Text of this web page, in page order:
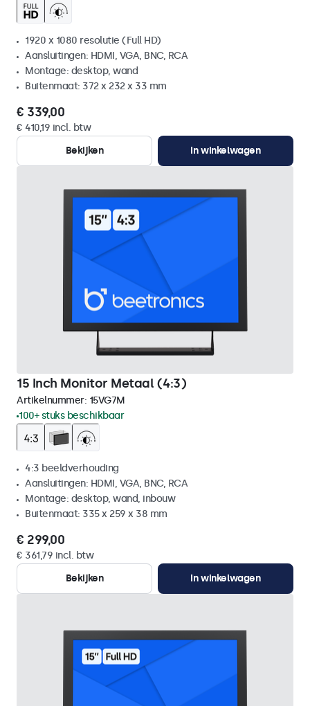
1920 x 1080 resolutie (Full HD)
Aansluitingen: HDMI, VGA, BNC, RCA
Montage: desktop, wand
Buitenmaat: 372 x 232 x 33 mm
€ 339,00
€ 410,19 incl. btw
Bekijken
In winkelwagen
15 Inch Monitor Metaal (4:3)
Artikelnummer: 15VG7M
100+ stuks beschikbaar
4:3 beeldverhouding
Aansluitingen: HDMI, VGA, BNC, RCA
Montage: desktop, wand, inbouw
Buitenmaat: 335 x 259 x 38 mm
€ 299,00
€ 361,79 incl. btw
Bekijken
In winkelwagen